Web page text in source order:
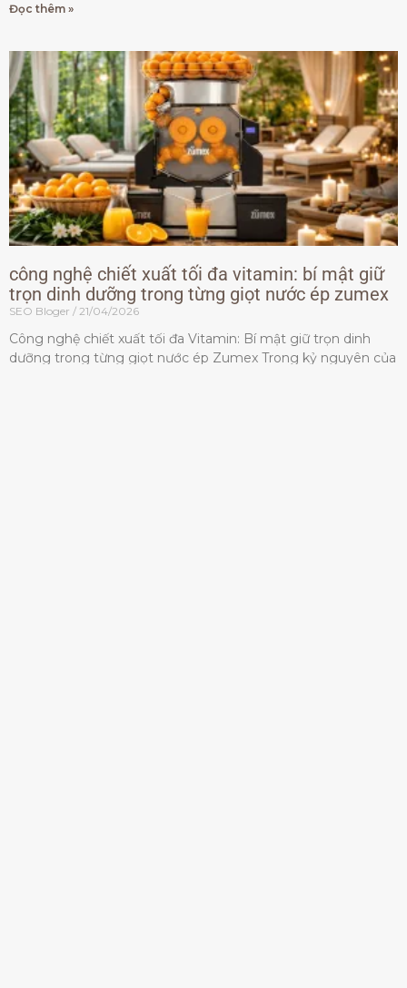
Đọc thêm »
công nghệ chiết xuất tối đa vitamin: bí mật giữ
trọn dinh dưỡng trong từng giọt nước ép zumex
SEO Bloger 21/04/2026
Công nghệ chiết xuất tối đa Vitamin: Bí mật giữ trọn dinh
dưỡng trong từng giọt nước ép Zumex Trong kỷ nguyên của